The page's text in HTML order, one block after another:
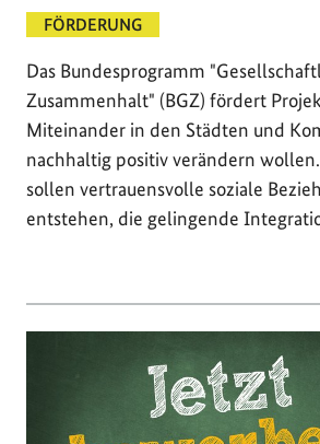
FÖRDERUNG
Das Bundesprogramm
Zusammenhalt" (BGZ) fördert
Miteinander in den Städten und
nachhaltig positiv verändern
sollen vertrauensvolle soziale
entstehen, die gelingende